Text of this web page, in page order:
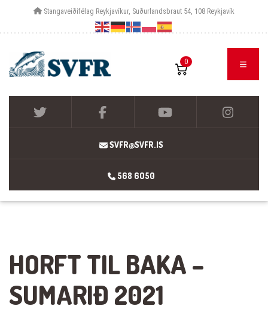
Stangaveiðifélag Reykjavíkur, Suðurlandsbraut 54, 108 Reykjavík
0
SVFR@SVFR.IS
568 6050
HORFT TIL BAKA –
SUMARIÐ 2021